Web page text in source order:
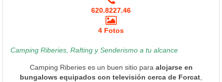
620.8227.46
4 Fotos
Camping Riberies, Rafting y Senderismo a tu alcance
Camping Riberies es un buen sitio para alojarse en
bungalows equipados con televisión cerca de Forcat